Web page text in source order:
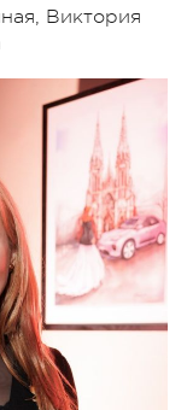
Виктория